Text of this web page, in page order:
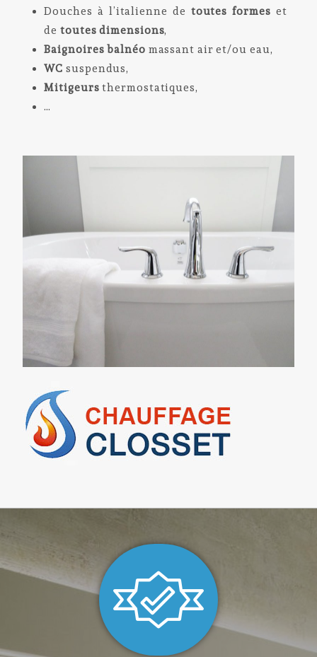
Douches à l’italienne de toutes formes et
detoutes dimensions,
Baignoires balnéo massant air et/ou eau,
WCsuspendus,
Mitigeurs thermostatiques,
…